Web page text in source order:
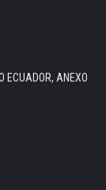
ECUADOR, ANEXO